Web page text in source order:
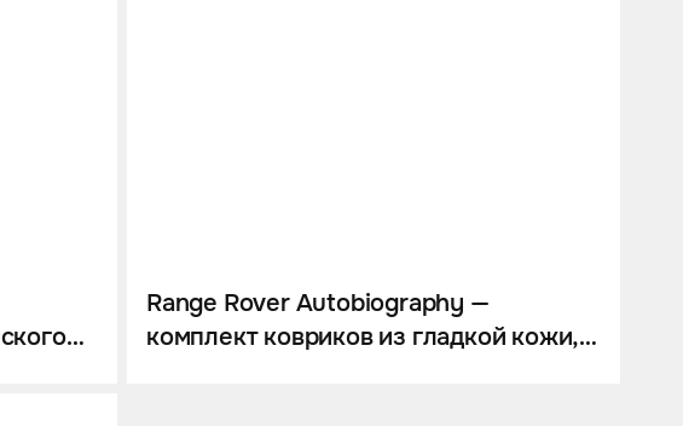
Range Rover Autobiography —
комплект ковриков из гладкой кожи,